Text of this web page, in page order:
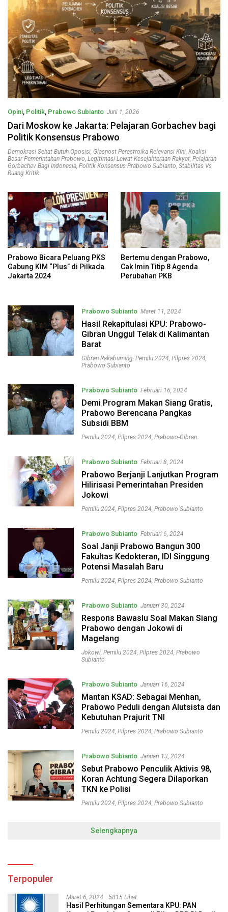
Opini Politik Prabowo Subianto Juni 1, 2026
Dari Moskow ke Jakarta: Pelajaran Gorbachev bagi
Politik Konsensus Prabowo
Demokrasi Sehat Butuh Oposisi, Glasnost Perestroika Relevansi Kini, Koalisi
Besar Pemerintahan Prabowo, Legitimasi Lewat Kesejahteraan Rakyat, Pelajaran
Gorbachev Bagi Indonesia, Politik Konsensus Prabowo Subianto, Stabilitas Vs
Ruang Kritik
Prabowo Bicara Peluang PKS
Gabung KIM “Plus” di Pilkada
Jakarta 2024
Bertemu dengan Prabowo,
Cak Imin Titip 8 Agenda
Perubahan PKB
Prabowo Subianto Maret 11, 2024
Hasil Rekapitulasi KPU: Prabowo-
Gibran Unggul Telak di Kalimantan
Barat
Gibran Rakabuming, Pemilu 2024, Pilpres 2024,
Prabowo Subianto
Prabowo Subianto Februari 16, 2024
Demi Program Makan Siang Gratis,
Prabowo Berencana Pangkas
Subsidi BBM
Pemilu 2024, Pilpres 2024, Prabowo-Gibran
Prabowo Subianto Februari 8, 2024
Prabowo Berjanji Lanjutkan Program
Hilirisasi Pemerintahan Presiden
Jokowi
Pemilu 2024, Pilpres 2024, Prabowo Subianto
Prabowo Subianto Februari 6, 2024
Soal Janji Prabowo Bangun 300
Fakultas Kedokteran, IDI Singgung
Potensi Masalah Baru
Pemilu 2024, Pilpres 2024, Prabowo Subianto
Prabowo Subianto Januari 30, 2024
Respons Bawaslu Soal Makan Siang
Prabowo dengan Jokowi di
Magelang
Jokowi, Pemilu 2024, Pilpres 2024, Prabowo
Subianto
Prabowo Subianto Januari 16, 2024
Mantan KSAD: Sebagai Menhan,
Prabowo Peduli dengan Alutsista dan
Kebutuhan Prajurit TNI
Pemilu 2024, Pilpres 2024, Prabowo Subianto
Prabowo Subianto Januari 13, 2024
Sebut Prabowo Penculik Aktivis 98,
Koran Achtung Segera Dilaporkan
TKN ke Polisi
Pemilu 2024, Pilpres 2024, Prabowo Subianto
Selengkapnya
Terpopuler
Maret 6, 2024 5815 Lihat
Hasil Perhitungan Sementara KPU: PAN